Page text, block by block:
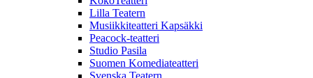
Lilla Teatern
Musiikkiteatteri Kapsäkki
Peacock-teatteri
Studio Pasila
Suomen Komediateatteri
Svenska Teatern